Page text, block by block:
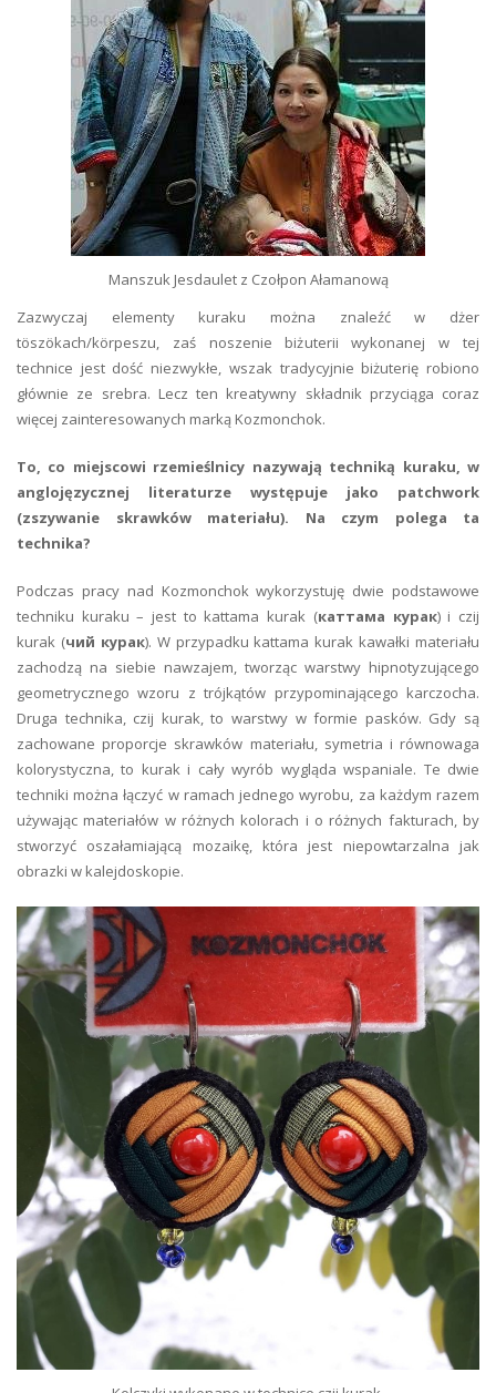
Manszuk Jesdaulet z Czołpon Ałamanową
Zazwyczaj elementy kuraku można znaleźć w dżer
töszökach/körpeszu, zaś noszenie biżuterii wykonanej w tej
technice jest dość niezwykłe, wszak tradycyjnie biżuterię robiono
głównie ze srebra. Lecz ten kreatywny składnik przyciąga coraz
więcej zainteresowanych marką Kozmonchok.
To, co miejscowi rzemieślnicy nazywają techniką kuraku, w
anglojęzycznej literaturze występuje jako patchwork
(zszywanie skrawków materiału). Na czym polega ta
technika?
Podczas pracy nad Kozmonchok wykorzystuję dwie podstawowe
techniku kuraku – jest to kattama kurak (каттама курак) i czij
kurak (чий курак). W przypadku kattama kurak kawałki materiału
zachodzą na siebie nawzajem, tworząc warstwy hipnotyzującego
geometrycznego wzoru z trójkątów przypominającego karczocha.
Druga technika, czij kurak, to warstwy w formie pasków. Gdy są
zachowane proporcje skrawków materiału, symetria i równowaga
kolorystyczna, to kurak i cały wyrób wygląda wspaniale. Te dwie
techniki można łączyć w ramach jednego wyrobu, za każdym razem
używając materiałów w różnych kolorach i o różnych fakturach, by
stworzyć oszałamiającą mozaikę, która jest niepowtarzalna jak
obrazki w kalejdoskopie.